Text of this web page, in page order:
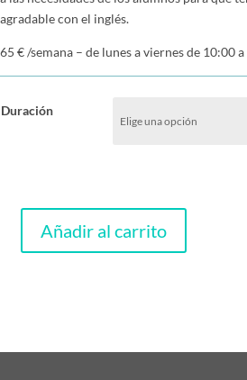
agradable con el inglés.
65 € /semana – de lunes a viernes de 10:00
Duración
CampamentoAñadir al carrito